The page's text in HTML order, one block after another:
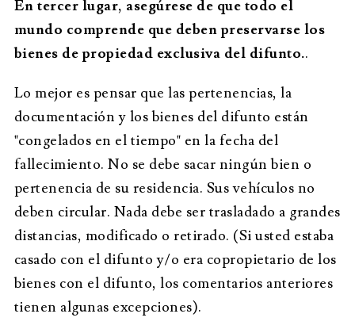
En tercer lugar, asegúrese de que todo el
mundo comprende que deben preservarse los
bienes de propiedad exclusiva del difunto..
Lo mejor es pensar que las pertenencias, la
documentación y los bienes del difunto están
"congelados en el tiempo" en la fecha del
fallecimiento. No se debe sacar ningún bien o
pertenencia de su residencia. Sus vehículos no
deben circular. Nada debe ser trasladado a grandes
distancias, modificado o retirado. (Si usted estaba
casado con el difunto y/o era copropietario de los
bienes con el difunto, los comentarios anteriores
tienen algunas excepciones).